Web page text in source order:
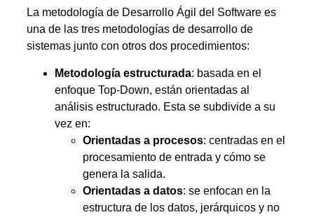
La metodología de Desarrollo Ágil del Software es
una de las tres metodologías de desarrollo de
sistemas junto con otros dos procedimientos:
Metodología estructurada: basada en el
enfoque Top-Down, están orientadas al
análisis estructurado. Esta se subdivide a su
vez en:
Orientadas a procesos: centradas en el
procesamiento de entrada y cómo se
genera la salida.
Orientadas a datos: se enfocan en la
estructura de los datos, jerárquicos y no